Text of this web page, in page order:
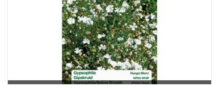
Conseils
Glossaire
Calendrier horticole
Emplois
Service à la clientèle